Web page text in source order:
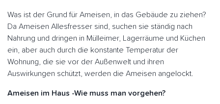
Was ist der Grund für Ameisen, in das Gebäude zu ziehen?
Da Ameisen Allesfresser sind, suchen sie ständig nach
Nahrung und dringen in Mülleimer, Lagerräume und Küchen
ein, aber auch durch die konstante Temperatur der
Wohnung, die sie vor der Außenwelt und ihren
Auswirkungen schützt, werden die Ameisen angelockt.
Ameisen im Haus -Wie muss man vorgehen?